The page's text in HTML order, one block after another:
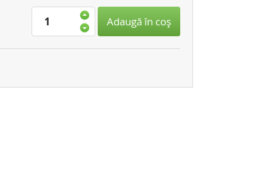
Adaugă în coş